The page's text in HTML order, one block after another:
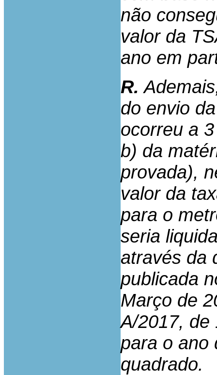
não
valor da
ano em
R.
do envio
ocorreu a
b) da
provada),
valor da
para o
seria
através da
publicada
Março de
A/2017, de
para o ano
quadrado.